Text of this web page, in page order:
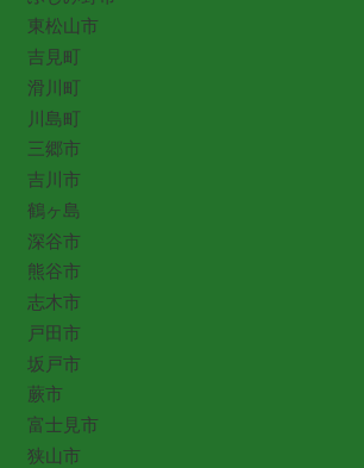
東松山市
吉見町
滑川町
川島町
三郷市
吉川市
鶴ヶ島
深谷市
熊谷市
志木市
戸田市
坂戸市
蕨市
富士見市
狭山市